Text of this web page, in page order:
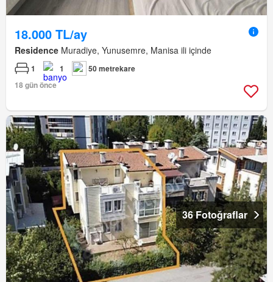
18.000 TL/ay
Residence Muradiye, Yunusemre, Manisa ili içinde
1 1
50 metrekare
18 gün önce
36 Fotoğraflar